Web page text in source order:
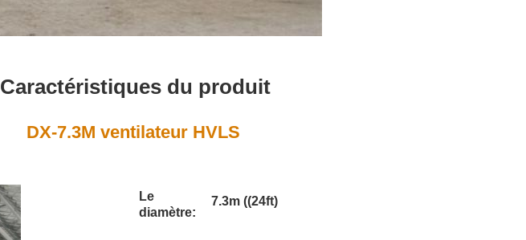
Caractéristiques du produit
DX-7.3M ventilateur HVLS
Le
diamètre:
7.3m ((24ft)